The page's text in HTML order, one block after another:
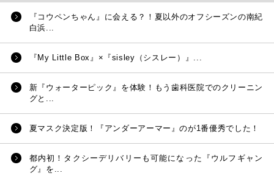
『コウペンちゃん』に会える？！夏以外のオフシーズンの南紀
白浜...
『My Little Box』×『sisley（シスレー）』...
新『ウォーターピック』を体験！もう歯科医院でのクリーニン
グと...
夏マスク決定版！『アンダーアーマー』のが1番優秀でした！
都内初！タクシーデリバリーも可能になった『ウルフギャン
グ』を...